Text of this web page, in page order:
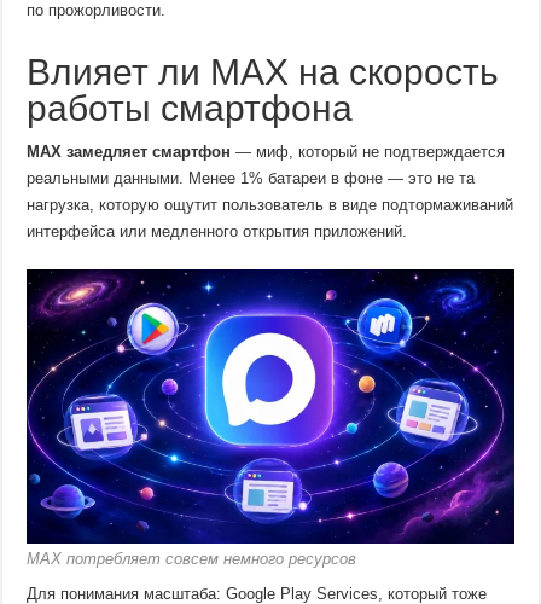
по прожорливости.
Влияет ли MAX на скорость
работы смартфона
MAX замедляет смартфон — миф, который не подтверждается
реальными данными. Менее 1% батареи в фоне — это не та
нагрузка, которую ощутит пользователь в виде подтормаживаний
интерфейса или медленного открытия приложений.
MAX потребляет совсем немного ресурсов
Для понимания масштаба: Google Play Services, который тоже